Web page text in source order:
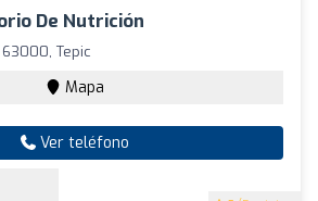
De Nutrición
Tepic
Mapa
Ver teléfono